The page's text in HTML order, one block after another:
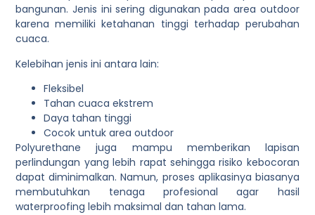
bangunan. Jenis ini sering digunakan pada area outdoor
karena memiliki ketahanan tinggi terhadap perubahan
cuaca.
Kelebihan jenis ini antara lain:
Fleksibel
Tahan cuaca ekstrem
Daya tahan tinggi
Cocok untuk area outdoor
Polyurethane juga mampu memberikan lapisan
perlindungan yang lebih rapat sehingga risiko kebocoran
dapat diminimalkan. Namun, proses aplikasinya biasanya
membutuhkan tenaga profesional agar hasil
waterproofing lebih maksimal dan tahan lama.